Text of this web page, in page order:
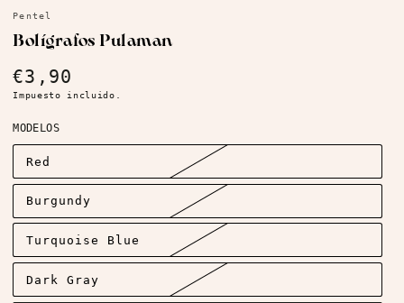
Pentel
Bolígrafos Pulaman
Precio
regular
€3,90
Impuesto incluido.
MODELOS
Red
Burgundy
Turquoise Blue
Dark Gray